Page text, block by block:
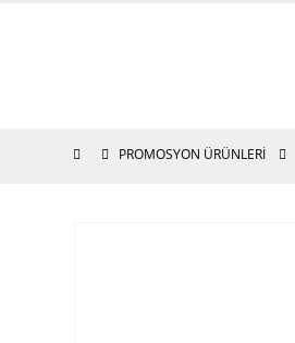
PROMOSYON ÜRÜNLERI